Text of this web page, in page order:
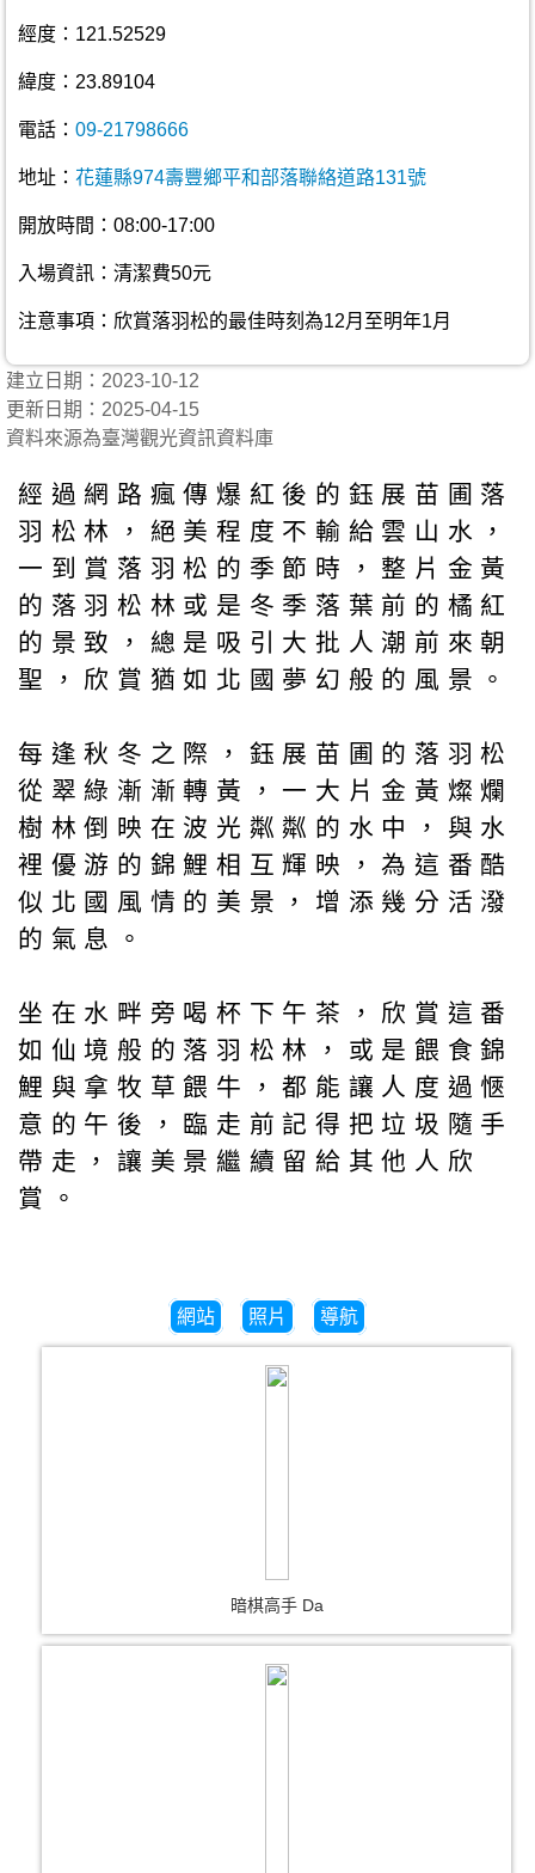
經度：121.52529
緯度：23.89104
電話： 09-21798666
地址： 花蓮縣974壽豐鄉平和部落聯絡道路131號
開放時間：08:00-17:00
入場資訊：清潔費50元
注意事項：欣賞落羽松的最佳時刻為12月至明年1月
建立日期：2023-10-12
更新日期：2025-04-15
資料來源為臺灣觀光資訊資料庫
經過網路瘋傳爆紅後的鈺展苗圃落
羽松林，絕美程度不輸給雲山水，
一到賞落羽松的季節時，整片金黃
的落羽松林或是冬季落葉前的橘紅
的景致，總是吸引大批人潮前來朝
聖，欣賞猶如北國夢幻般的風景。
每逢秋冬之際，鈺展苗圃的落羽松
從翠綠漸漸轉黃，一大片金黃燦爛
樹林倒映在波光粼粼的水中，與水
裡優游的錦鯉相互輝映，為這番酷
似北國風情的美景，增添幾分活潑
的氣息。
坐在水畔旁喝杯下午茶，欣賞這番
如仙境般的落羽松林，或是餵食錦
鯉與拿牧草餵牛，都能讓人度過愜
意的午後，臨走前記得把垃圾隨手
帶走，讓美景繼續留給其他人欣
賞。
網站 照片 導航
暗棋高手 Da